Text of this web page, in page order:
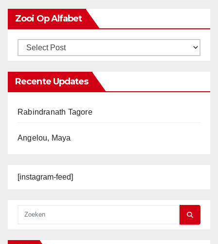
Zooi Op Alfabet
Recente Updates
Rabindranath Tagore
Angelou, Maya
[instagram-feed]